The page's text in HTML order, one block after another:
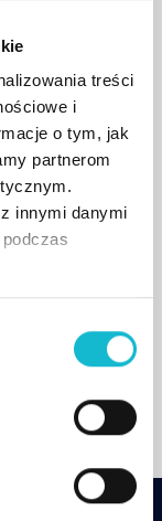
treści
i
o tym, jak
partnerom
innymi danymi
incydenty
AI.
1 i 5.
wybrać
od poziomu